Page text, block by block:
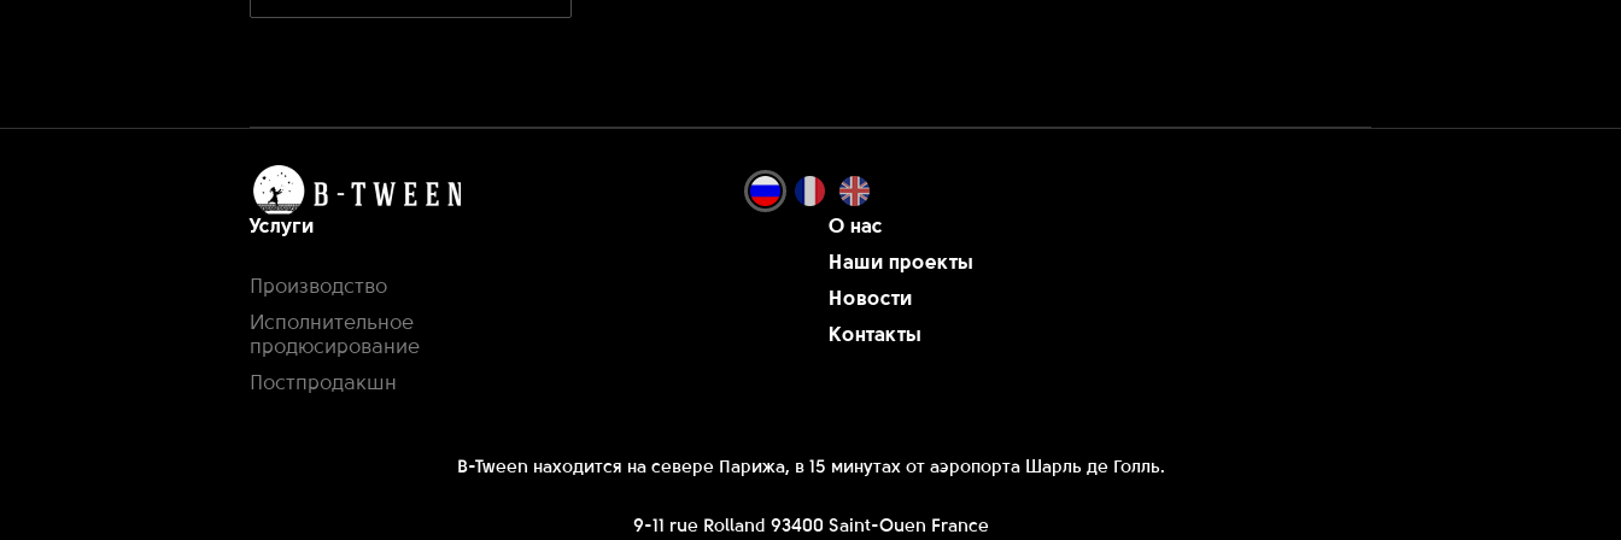
Услуги
Производство
Исполнительное
продюсирование
Постпродакшн
О нас
Наши проекты
Новости
Контакты
B-Tween находится на севере Парижа, в 15 минутах от аэропорта Шарль де Голль.
9-11 rue Rolland 93400 Saint-Ouen France